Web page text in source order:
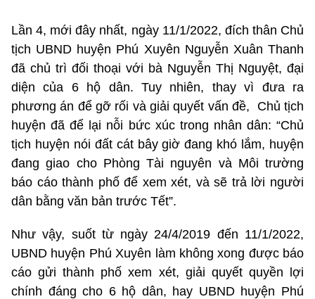
Lần 4, mới đây nhất, ngày 11/1/2022, đích thân Chủ
tịch UBND huyện Phú Xuyên Nguyễn Xuân Thanh
đã chủ trì đối thoại với bà Nguyễn Thị Nguyệt, đại
diện của 6 hộ dân. Tuy nhiên, thay vì đưa ra
phương án để gỡ rối và giải quyết vấn đề, Chủ tịch
huyện đã để lại nỗi bức xúc trong nhân dân: “Chủ
tịch huyện nói đất cát bây giờ đang khó lắm, huyện
đang giao cho Phòng Tài nguyên và Môi trường
báo cáo thành phố để xem xét, và sẽ trả lời người
dân bằng văn bản trước Tết”.
Như vậy, suốt từ ngày 24/4/2019 đến 11/1/2022,
UBND huyện Phú Xuyên làm không xong được báo
cáo gửi thành phố xem xét, giải quyết quyền lợi
chính đáng cho 6 hộ dân, hay UBND huyện Phú